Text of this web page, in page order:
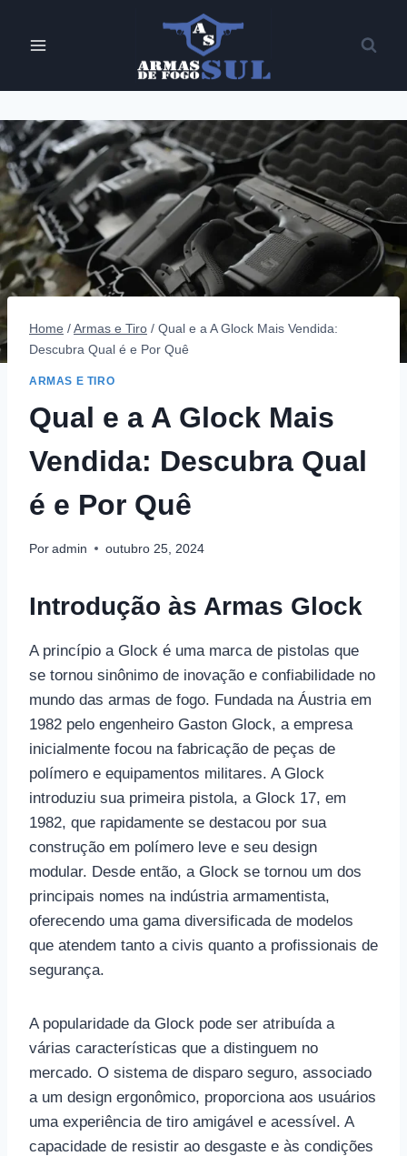
Home /Armas e Tiro / Qual e a A Glock Mais Vendida:
Descubra Qual é e Por Quê
ARMAS E TIRO
Qual e a A Glock Mais
Vendida: Descubra Qual
é e Por Quê
Por admin outubro 25, 2024
Introdução às Armas Glock
A princípio a Glock é uma marca de pistolas que
se tornou sinônimo de inovação e confiabilidade no
mundo das armas de fogo. Fundada na Áustria em
1982 pelo engenheiro Gaston Glock, a empresa
inicialmente focou na fabricação de peças de
polímero e equipamentos militares. A Glock
introduziu sua primeira pistola, a Glock 17, em
1982, que rapidamente se destacou por sua
construção em polímero leve e seu design
modular. Desde então, a Glock se tornou um dos
principais nomes na indústria armamentista,
oferecendo uma gama diversificada de modelos
que atendem tanto a civis quanto a profissionais de
segurança.
A popularidade da Glock pode ser atribuída a
várias características que a distinguem no
mercado. O sistema de disparo seguro, associado
a um design ergonômico, proporciona aos usuários
uma experiência de tiro amigável e acessível. A
capacidade de resistir ao desgaste e às condições